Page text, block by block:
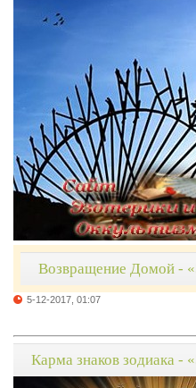
Возвращение Домой -
5-12-2017, 01:07
Карма знаков зодиака -